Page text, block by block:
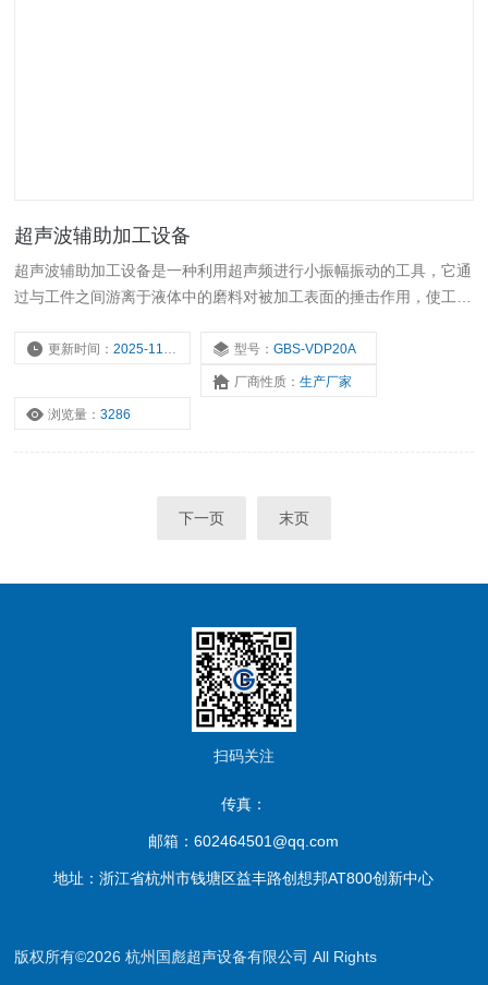
超声波辅助加工设备
超声波辅助加工设备是一种利用超声频进行小振幅振动的工具，它通
过与工件之间游离于液体中的磨料对被加工表面的捶击作用，使工件
更新时间：2025-11-16 型号： GBS-VDP20A
厂商性质： 生产厂家
浏览量：3286
下一页 末页
扫码关注
传真：
邮箱：602464501@qq.com
地址：浙江省杭州市钱塘区益丰路创想邦AT800创新中心
版权所有©2026 杭州国彪超声设备有限公司 All Rights